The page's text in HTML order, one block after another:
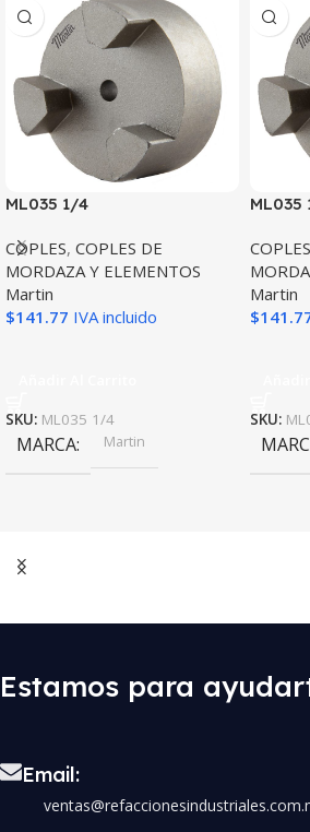
ML035 1/4
COPLES, COPLES DE
MORDAZA Y ELEMENTOS
Martin
$141.77 IVA incluido
SKU: ML035 1/4
MARCA Martin
ML035
COPLES
Martin
$
SKU:
Estamos para
Email: